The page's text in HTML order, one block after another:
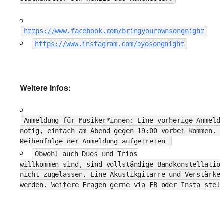
https://www.facebook.com/bringyourownsongnight
https://www.instagram.com/byosongnight
Weitere Infos:
Anmeldung für Musiker*innen: Eine vorherige
nötig, einfach am Abend gegen 19:00 vorbei
Reihenfolge der Anmeldung aufgetreten.
Obwohl auch Duos und Trios
willkommen sind, sind vollständige
nicht zugelassen. Eine Akustikgitarre und
werden. Weitere Fragen gerne via FB oder Insta